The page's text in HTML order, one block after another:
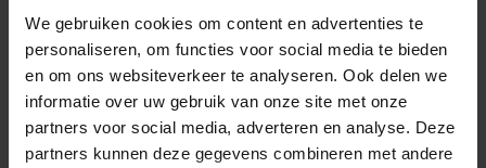
We gebruiken cookies om content en advertenties te
personaliseren, om functies voor social media te bieden
en om ons websiteverkeer te analyseren. Ook delen we
informatie over uw gebruik van onze site met onze
partners voor social media, adverteren en analyse. Deze
partners kunnen deze gegevens combineren met andere
Spécifications
Évaluations
Partager